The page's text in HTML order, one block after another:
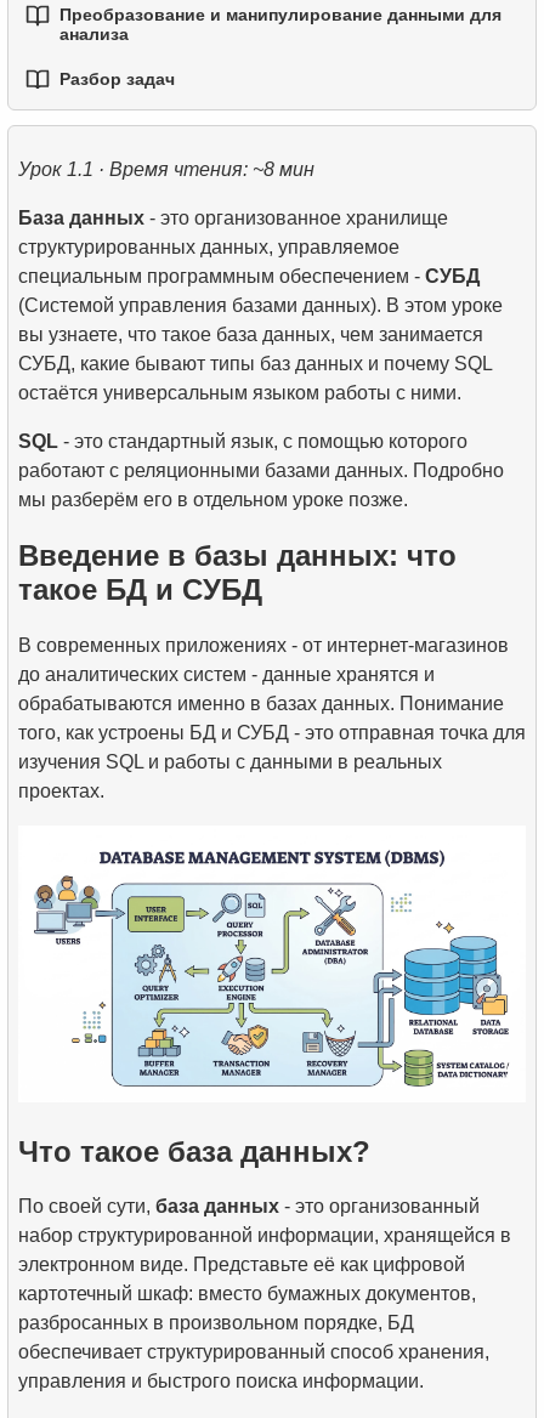
5.FULL OUTER JOIN - Объединение всех данных
из обеих таблиц
6.CROSS JOIN - Декартово произведение
7.SELF JOIN - Соединение таблицы с самой собой
8.Практические сценарии и методы
использования JOIN
9.Алгоритмы JOIN
10.Операции над наборами данных
3.Оконные фреймы — управление границами
LAST_VALUE
3.Оператор DELETE
2.Операторы TRUNCATE и DROP TABLE
3.Временные таблицы
4.Представления (VIEW)
1.Лучшие практики читаемости и поддержки кода
2.Написание эффективных SQL-запросов
3.Понимание методов оптимизации запросов
5.Как работает B-tree индекс
4.Введение в SQL-индексы
Преобразование и манипулирование данными для
анализа
1.Практическая обработка строк в SQL
времени для анализа данных
Разбор задач
1.Самый быстрый вариант перелета
Рассчитать среднюю заполняемость рейсов
3. Карта мест в самолете
Урок 1.1 · Время чтения: ~8 мин
База данных - это организованное хранилище
структурированных данных, управляемое
специальным программным обеспечением - СУБД
(Системой управления базами данных). В этом уроке
вы узнаете, что такое база данных, чем занимается
СУБД, какие бывают типы баз данных и почему SQL
остаётся универсальным языком работы с ними.
SQL - это стандартный язык, с помощью которого
работают с реляционными базами данных. Подробно
мы разберём его в отдельном уроке позже.
Введение в базы данных: что
такое БД и СУБД
В современных приложениях - от интернет-магазинов
до аналитических систем - данные хранятся и
обрабатываются именно в базах данных. Понимание
того, как устроены БД и СУБД - это отправная точка для
изучения SQL и работы с данными в реальных
проектах.
Что такое база данных?
По своей сути, база данных - это организованный
набор структурированной информации, хранящейся в
электронном виде. Представьте её как цифровой
картотечный шкаф: вместо бумажных документов,
разбросанных в произвольном порядке, БД
обеспечивает структурированный способ хранения,
управления и быстрого поиска информации.